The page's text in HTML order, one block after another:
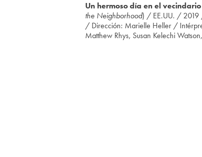
Un hermoso día en el vecindario
the Neighborhood) / EE.UU. / 2019
/ Dirección: Marielle Heller /
Matthew Rhys, Susan Kelechi